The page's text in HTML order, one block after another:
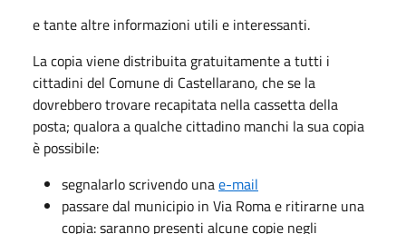
e tante altre informazioni utili e interessanti.
La copia viene distribuita gratuitamente a tutti i
cittadini del Comune di Castellarano, che se la
dovrebbero trovare recapitata nella cassetta della
posta; qualora a qualche cittadino manchi la sua copia
è possibile:
segnalarlo scrivendo unae-mail
passare dal municipio in Via Roma e ritirarne una
copia: saranno presenti alcune copie negli